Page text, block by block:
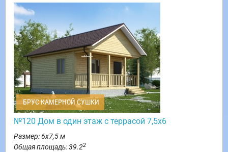
БРУС КАМЕРНОЙ СУШКИ
№120 Дом в один этаж с террасой 7,5х6
Размер: 6х7,5 м
Общая площадь: 39.22